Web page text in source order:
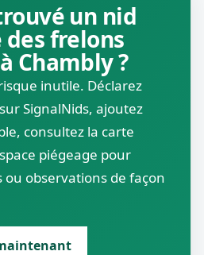
un nid
des frelons
Chambly ?
inutile. Déclarez
SignalNids, ajoutez
consultez la carte
piégeage pour
ou observations de façon